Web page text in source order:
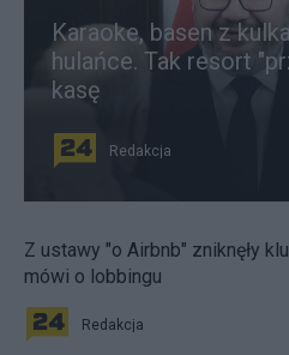
Karaoke, basen z
hulańce. Tak resort
kasę
Redakcja
Z ustawy "o Airbnb" zniknęły
mówi o lobbingu
Redakcja